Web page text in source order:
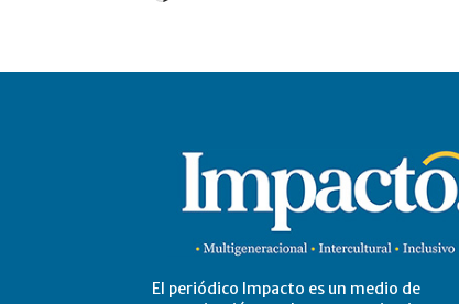
El periódico Impacto es un medio de